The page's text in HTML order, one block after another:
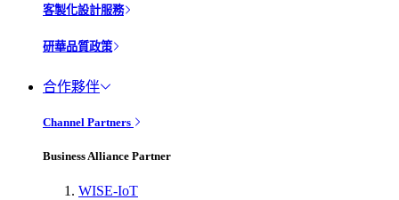
客製化設計服務
研華品質政策
合作夥伴
Channel Partners
Business Alliance Partner
WISE-IoT